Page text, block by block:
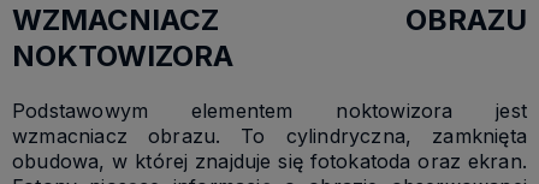
WZMACNIACZ OBRAZU
NOKTOWIZORA
Podstawowym elementem noktowizora jest
wzmacniacz obrazu. To cylindryczna, zamknięta
obudowa, w której znajduje się fotokatoda oraz ekran.